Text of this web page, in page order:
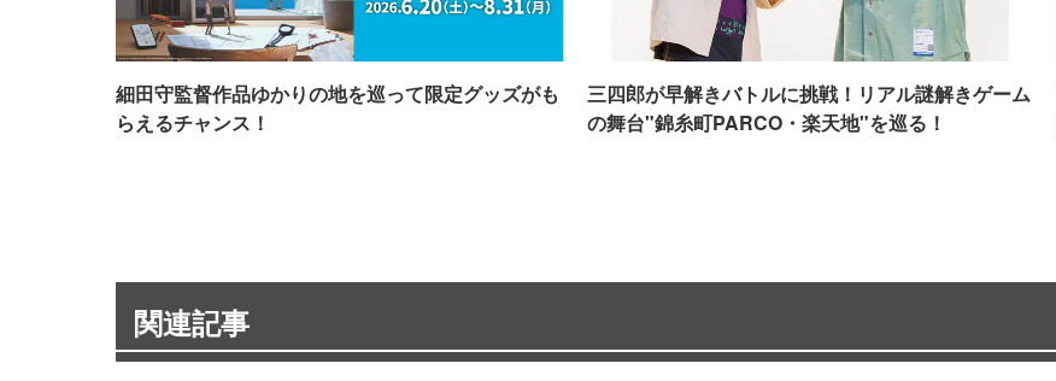
細田守監督作品ゆかりの地を巡って限定グッズがも
らえるチャンス！
三四郎が早解きバトルに挑戦！リアル謎解きゲーム
の舞台"錦糸町PARCO・楽天地"を巡る！
関連記事